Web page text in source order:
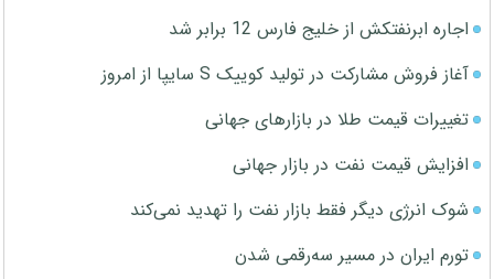
اجاره ابرنفتکش از خلیج فارس 12 برابر شد
آغاز فروش مشارکت در تولید کوییک S سایپا از امروز
تغییرات قیمت طلا در بازارهای جهانی
افزایش قیمت نفت در بازار جهانی
شوک انرژی دیگر فقط بازار نفت را تهدید نمی‌کند
تورم ایران در مسیر سه‌رقمی شدن